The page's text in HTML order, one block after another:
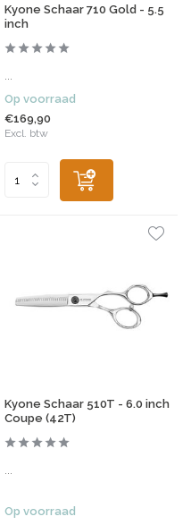
Kyone Schaar 710 Gold - 5.5
inch
Op voorraad
€169,90
Excl. btw
Kyone Schaar 510T - 6.0 inch
Coupe (42T)
...
Op voorraad